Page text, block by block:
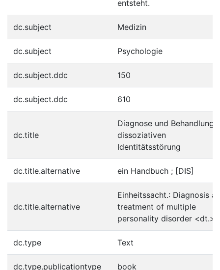
entsteht.
dc.subject Medizin
dc.subject Psychologie
dc.subject.ddc 150
dc.subject.ddc 610
dc.title
Diagnose und Behandlung
dissoziativen
Identitätsstörung
dc.title.alternative ein Handbuch ; [DIS]
dc.title.alternative
Einheitssacht.: Diagnosis
treatment of multiple
personality disorder <dt.>
dc.type Text
dc.type.publicationtype book